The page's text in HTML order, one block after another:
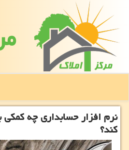
نرم افزار حسابداری چه
کند؟